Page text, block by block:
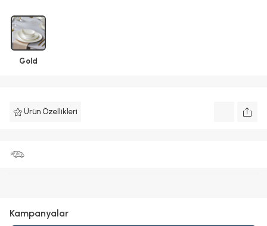
Gold
Ürün Özellikleri
Kampanyalar